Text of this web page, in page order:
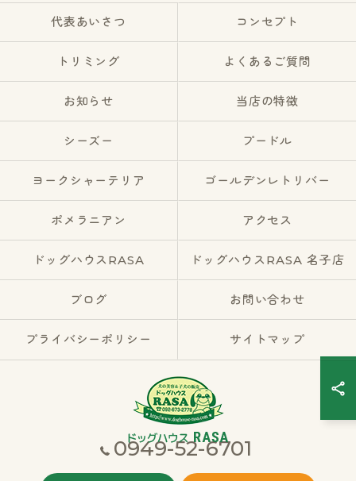
0949-52-6701
代表あいさつ コンセプト
トリミング よくあるご質問
お知らせ 当店の特徴
シーズー プードル
ヨークシャーテリア ゴールデンレトリバー
ポメラニアン アクセス
ドッグハウスRASA ドッグハウスRASA 名子店
ブログ お問い合わせ
プライバシーポリシー サイトマップ